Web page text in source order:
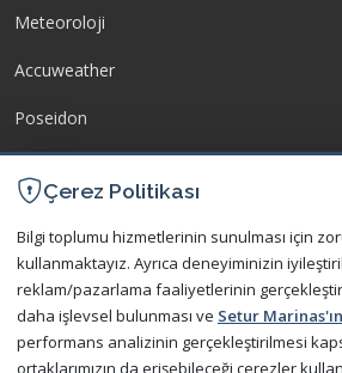
Meteoroloji
Accuweather
Poseidon
Politikalar
Politikalarımız ve Sertifikalarımız
Bilgi Toplumu Hizmetleri
Çerez Politikası
Bilgi toplumu hizmetlerinin sunulması için
kullanmaktayız. Ayrıca deneyiminizin
reklam/pazarlama faaliyetlerinin
daha işlevsel bulunması ve Setur Marinas'ın
performans analizinin gerçekleştirilmesi
ortaklarımızın da erişebileceği çerezler